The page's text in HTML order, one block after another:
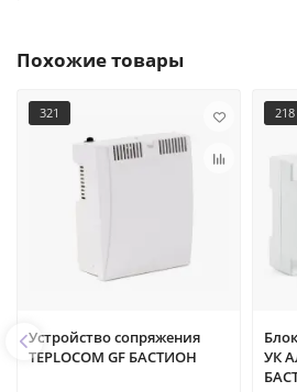
Похожие товары
321
Устройство сопряжения
TEPLOCOM GF БАСТИОН
218
УК